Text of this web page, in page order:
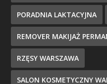
PORADNIA LAKTACYJNA
REMOVER MAKIJAŻ
RZĘSY WARSZAWA
SALON KOSMETYCZNY